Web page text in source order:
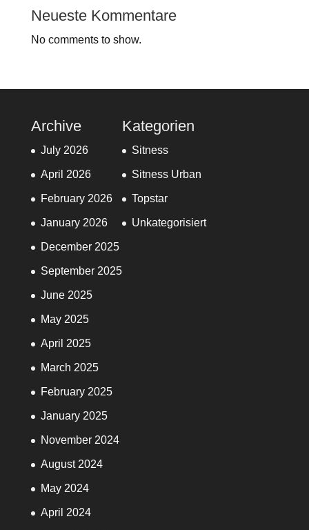
Neueste Kommentare
No comments to show.
Archive
July 2026
April 2026
February 2026
January 2026
December 2025
September 2025
June 2025
May 2025
April 2025
March 2025
February 2025
January 2025
November 2024
August 2024
May 2024
April 2024
Kategorien
Sitness
Sitness Urban
Topstar
Unkategorisiert